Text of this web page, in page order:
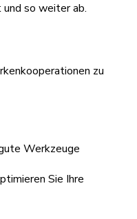
so weiter ab.
zu
Werkzeuge
Sie Ihre